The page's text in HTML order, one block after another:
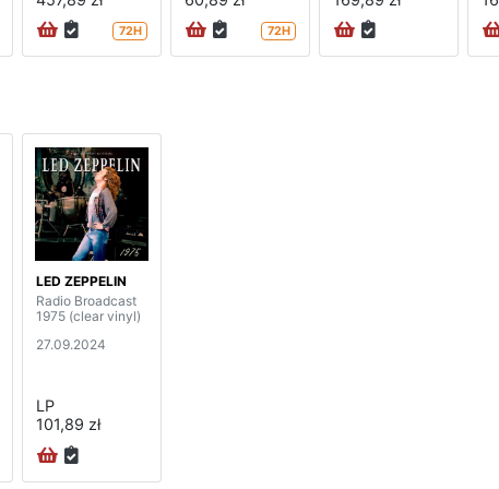
72H 72H
LED ZEPPELIN
Radio Broadcast
1975 (clear vinyl)
27.09.2024
LP
101,89 zł